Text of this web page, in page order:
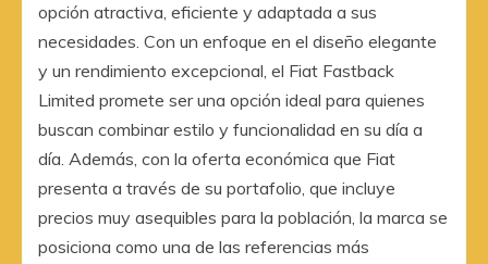
opción atractiva, eficiente y adaptada a sus
necesidades. Con un enfoque en el diseño elegante
y un rendimiento excepcional, el Fiat Fastback
Limited promete ser una opción ideal para quienes
buscan combinar estilo y funcionalidad en su día a
día. Además, con la oferta económica que Fiat
presenta a través de su portafolio, que incluye
precios muy asequibles para la población, la marca se
posiciona como una de las referencias más